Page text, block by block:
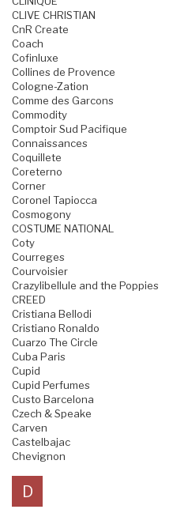
CLIVE CHRISTIAN
CnR Create
Coach
Cofinluxe
Collines de Provence
Cologne-Zation
Comme des Garcons
Commodity
Comptoir Sud Pacifique
Connaissances
Coquillete
Coreterno
Corner
Coronel Tapiocca
Cosmogony
COSTUME NATIONAL
Coty
Courreges
Courvoisier
Crazylibellule and the Poppies
CREED
Cristiana Bellodi
Cristiano Ronaldo
Cuarzo The Circle
Cuba Paris
Cupid
Cupid Perfumes
Custo Barcelona
Czech & Speake
Carven
Castelbajac
Chevignon
D